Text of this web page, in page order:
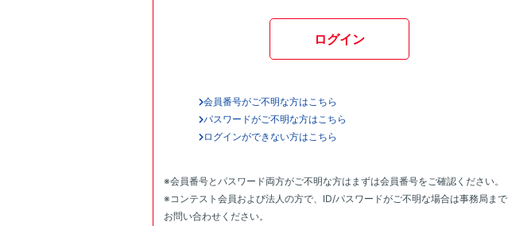
ログイン
会員番号がご不明な方はこちら
パスワードがご不明な方はこちら
ログインができない方はこちら
※会員番号とパスワード両方がご不明な方はまずは会員番号をご確認ください。
※コンテスト会員および法人の方で、ID/パスワードがご不明な場合は事務局まで
お問い合わせください。